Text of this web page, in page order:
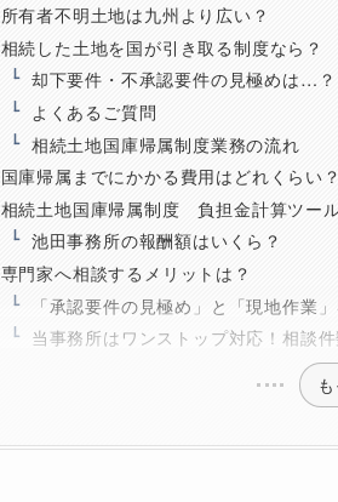
所有者不明土地は九州より広い？
相続した土地を国が引き取る制度なら？
却下要件・不承認要件の見極めは…？
よくあるご質問
相続土地国庫帰属制度業務の流れ
国庫帰属までにかかる費用はどれくらい？
相続土地国庫帰属制度 負担金計算ツー
池田事務所の報酬額はいくら？
専門家へ相談するメリットは？
「承認要件の見極め」と「現地作業
当事務所はワンストップ対応！相談